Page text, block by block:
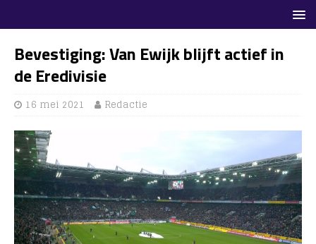
Bevestiging: Van Ewijk blijft actief in
de Eredivisie
16 mei 2021 Redactie